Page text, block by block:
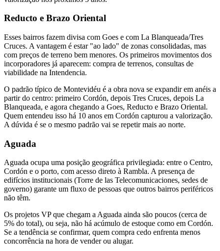
Reducto e Brazo Oriental
Esses bairros fazem divisa com Goes e com La Blanqueada/Tres
Cruces. A vantagem é estar "ao lado" de zonas consolidadas, mas
com preços de terreno bem menores. Os primeiros movimentos dos
incorporadores já aparecem: compra de terrenos, consultas de
viabilidade na Intendencia.
O padrão típico de Montevidéu é a obra nova se expandir em anéis a
partir do centro: primeiro Cordón, depois Tres Cruces, depois La
Blanqueada, e agora chegando a Goes, Reducto e Brazo Oriental.
Quem entendeu isso há 10 anos em Cordón capturou a valorização.
A dúvida é se o mesmo padrão vai se repetir mais ao norte.
Aguada
Aguada ocupa uma posição geográfica privilegiada: entre o Centro,
Cordón e o porto, com acesso direto à Rambla. A presença de
edifícios institucionais (Torre de las Telecomunicaciones, sedes de
governo) garante um fluxo de pessoas que outros bairros periféricos
não têm.
Os projetos VP que chegam a Aguada ainda são poucos (cerca de
5% do total), ou seja, não há acúmulo de estoque como em Cordón.
Se a tendência se confirmar, quem compra cedo enfrenta menos
concorrência na hora de vender ou alugar.